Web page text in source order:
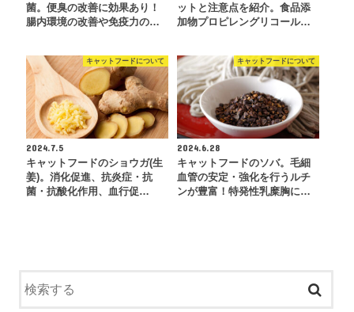
菌。便臭の改善に効果あり！
腸内環境の改善や免疫力の…
ットと注意点を紹介。食品添
加物プロピレングリコール…
キャットフードについて
2024.7.5
キャットフードのショウガ(生
姜)。消化促進、抗炎症・抗
菌・抗酸化作用、血行促…
キャットフードについて
2024.6.28
キャットフードのソバ。毛細
血管の安定・強化を行うルチ
ンが豊富！特発性乳糜胸に…